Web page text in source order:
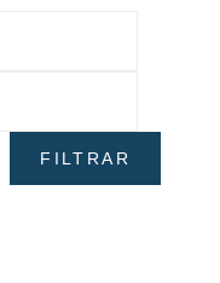
FILTRAR